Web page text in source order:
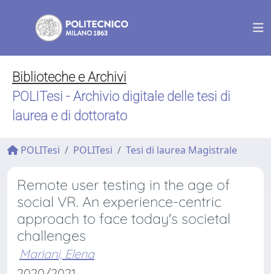
Biblioteche e Archivi
POLITesi - Archivio digitale delle tesi di
laurea e di dottorato
POLITesi POLITesi Tesi di laurea Magistrale
Remote user testing in the age of
social VR. An experience-centric
approach to face today's societal
challenges
Mariani, Elena